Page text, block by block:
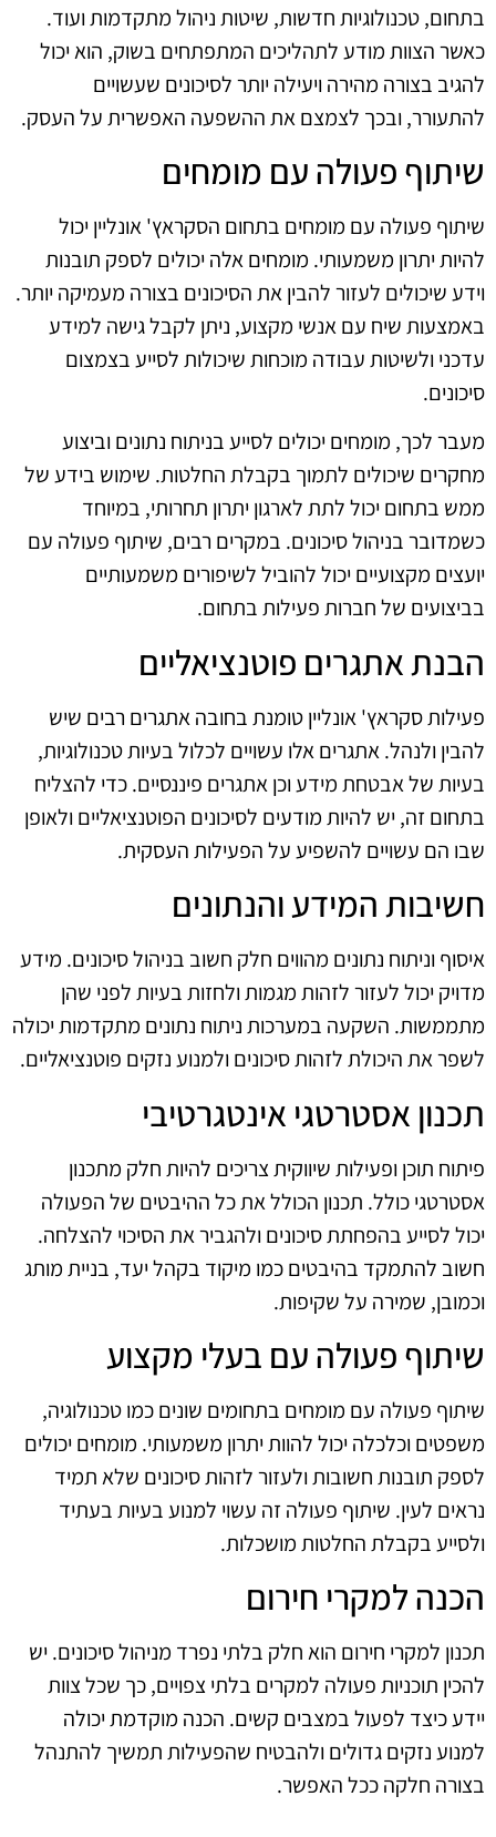
בתחום, טכנולוגיות חדשות, שיטות ניהול מתקדמות ועוד.
כאשר הצוות מודע לתהליכים המתפתחים בשוק, הוא יכול
להגיב בצורה מהירה ויעילה יותר לסיכונים שעשויים
להתעורר, ובכך לצמצם את ההשפעה האפשרית על העסק.
שיתוף פעולה עם מומחים
שיתוף פעולה עם מומחים בתחום הסקראץ' אונליין יכול
להיות יתרון משמעותי. מומחים אלה יכולים לספק תובנות
וידע שיכולים לעזור להבין את הסיכונים בצורה מעמיקה יותר.
באמצעות שיח עם אנשי מקצוע, ניתן לקבל גישה למידע
עדכני ולשיטות עבודה מוכחות שיכולות לסייע בצמצום
סיכונים.
מעבר לכך, מומחים יכולים לסייע בניתוח נתונים וביצוע
מחקרים שיכולים לתמוך בקבלת החלטות. שימוש בידע של
ממש בתחום יכול לתת לארגון יתרון תחרותי, במיוחד
כשמדובר בניהול סיכונים. במקרים רבים, שיתוף פעולה עם
יועצים מקצועיים יכול להוביל לשיפורים משמעותיים
בביצועים של חברות פעילות בתחום.
הבנת אתגרים פוטנציאליים
פעילות סקראץ' אונליין טומנת בחובה אתגרים רבים שיש
להבין ולנהל. אתגרים אלו עשויים לכלול בעיות טכנולוגיות,
בעיות של אבטחת מידע וכן אתגרים פיננסיים. כדי להצליח
בתחום זה, יש להיות מודעים לסיכונים הפוטנציאליים ולאופן
שבו הם עשויים להשפיע על הפעילות העסקית.
חשיבות המידע והנתונים
איסוף וניתוח נתונים מהווים חלק חשוב בניהול סיכונים. מידע
מדויק יכול לעזור לזהות מגמות ולחזות בעיות לפני שהן
מתממשות. השקעה במערכות ניתוח נתונים מתקדמות יכולה
לשפר את היכולת לזהות סיכונים ולמנוע נזקים פוטנציאליים.
תכנון אסטרטגי אינטגרטיבי
פיתוח תוכן ופעילות שיווקית צריכים להיות חלק מתכנון
אסטרטגי כולל. תכנון הכולל את כל ההיבטים של הפעולה
יכול לסייע בהפחתת סיכונים ולהגביר את הסיכוי להצלחה.
חשוב להתמקד בהיבטים כמו מיקוד בקהל יעד, בניית מותג
וכמובן, שמירה על שקיפות.
שיתוף פעולה עם בעלי מקצוע
שיתוף פעולה עם מומחים בתחומים שונים כמו טכנולוגיה,
משפטים וכלכלה יכול להוות יתרון משמעותי. מומחים יכולים
לספק תובנות חשובות ולעזור לזהות סיכונים שלא תמיד
נראים לעין. שיתוף פעולה זה עשוי למנוע בעיות בעתיד
ולסייע בקבלת החלטות מושכלות.
הכנה למקרי חירום
תכנון למקרי חירום הוא חלק בלתי נפרד מניהול סיכונים. יש
להכין תוכניות פעולה למקרים בלתי צפויים, כך שכל צוות
יידע כיצד לפעול במצבים קשים. הכנה מוקדמת יכולה
למנוע נזקים גדולים ולהבטיח שהפעילות תמשיך להתנהל
בצורה חלקה ככל האפשר.